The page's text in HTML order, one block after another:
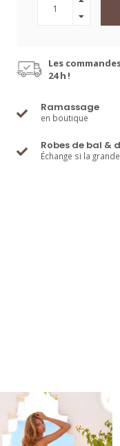
Les
24 h !
Ramassage
en boutique
Robes de bal &
Échange si la